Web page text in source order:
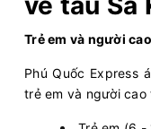
Trẻ em và người
Phú Quốc Express
trẻ em và người cao